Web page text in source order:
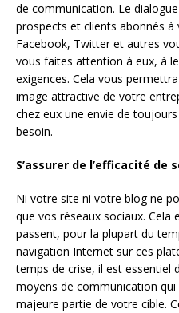
de communication. Le
prospects et clients abonnés à
Facebook, Twitter et autres
vous faites attention à eux, à
exigences. Cela vous
image attractive de votre
chez eux une envie de
besoin.
S’assurer de l’efficacité
Ni votre site ni votre blog ne
que vos réseaux sociaux. Cela
passent, pour la plupart du
navigation Internet sur ces
temps de crise, il est essentiel
moyens de communication
majeure partie de votre cible.